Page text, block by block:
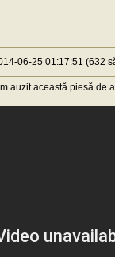
06-25 01:17:51 (632
auzit această piesă de